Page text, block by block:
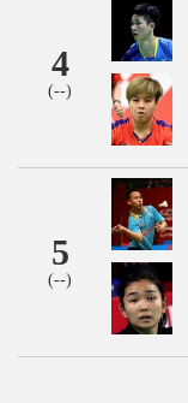
4
(--)
5
(--)